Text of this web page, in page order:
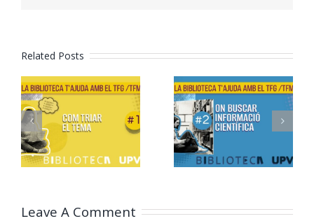
Related Posts
Formació
TFG/TFM –
1. Com triar
el tema
TFG/TFM –
2. On
cercar
informació
Leave A Comment